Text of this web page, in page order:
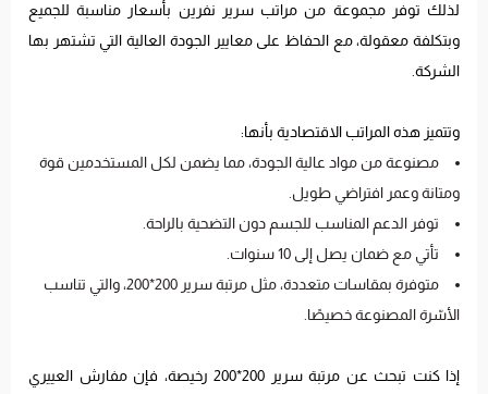
لذلك توفر مجموعة من مراتب سرير نفرين بأسعار مناسبة للجميع
وبتكلفة معقولة، مع الحفاظ على معايير الجودة العالية التي تشتهر بها
الشركة.
وتتميز هذه المراتب الاقتصادية بأنها:
مصنوعة من مواد عالية الجودة، مما يضمن لكل المستخدمين قوة
ومتانة وعمر افتراضي طويل.
توفر الدعم المناسب للجسم دون التضحية بالراحة.
تأتي مع ضمان يصل إلى 10 سنوات.
متوفرة بمقاسات متعددة، مثل مرتبة سرير 200*200، والتي تناسب
الأسّرة المصنوعة خصيصًا.
إذا كنت تبحث عن مرتبة سرير 200*200 رخيصة، فإن مفارش العييري